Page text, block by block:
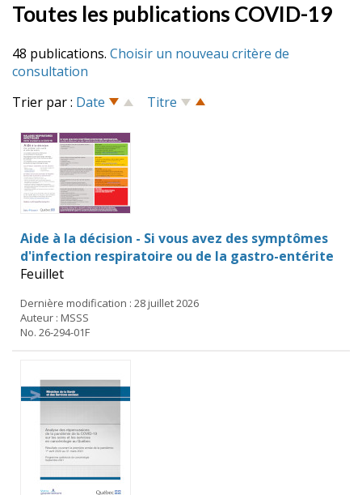
Toutes les publications COVID-19
48 publications. Choisir un nouveau critère de
consultation
Trier par : Date Titre
Aide à la décision - Si vous avez des symptômes
d'infection respiratoire ou de la gastro-entérite
Feuillet
Dernière modification : 28 juillet 2026
Auteur : MSSS
No. 26-294-01F